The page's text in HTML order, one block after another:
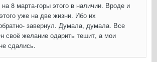
8 марта-горы этого в наличии. Вроде и
уже на две жизни. Ибо их
завернул. Думала, думала. Все
своё желание одарить тешит, а мои
сдались.